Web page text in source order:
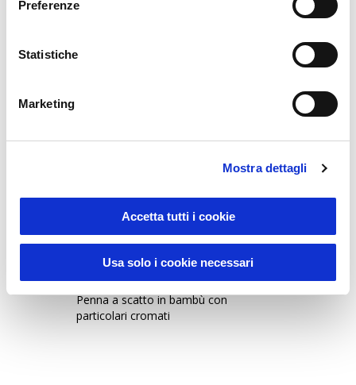
Preferenze
Statistiche
Marketing
Mostra dettagli
Accetta tutti i cookie
Usa solo i cookie necessari
Potrebbero interessarti anche
Sustainable Living
20814
Penna a scatto in bambù con
particolari cromati